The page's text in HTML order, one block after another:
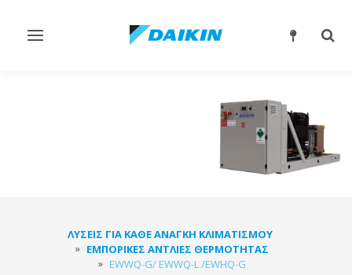
Εναλλαγή
ΛΎΣΕΙΣ ΓΙΑ ΚΆΘΕ ΑΝΆΓΚΗ ΚΛΙΜΑΤΙΣΜΟΎ
ΕΜΠΟΡΙΚΈΣ ΑΝΤΛΊΕΣ ΘΕΡΜΌΤΗΤΑΣ
EWWQ-G/ EWWQ-L /EWHQ-G